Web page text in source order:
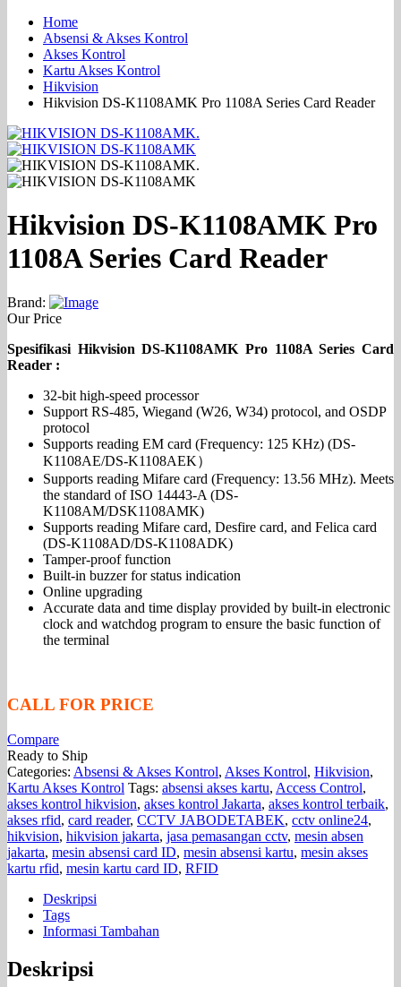
Home
Absensi & Akses Kontrol
Akses Kontrol
Kartu Akses Kontrol
Hikvision
Hikvision DS-K1108AMK Pro 1108A Series Card Reader
Hikvision DS-K1108AMK Pro
1108A Series Card Reader
Brand:
Our Price
Spesifikasi Hikvision DS-K1108AMK Pro 1108A Series Card
Reader :
32-bit high-speed processor
Support RS-485, Wiegand (W26, W34) protocol, and OSDP
protocol
Supports reading EM card (Frequency: 125 KHz) (DS-
K1108AE/DS-K1108AEK）
Supports reading Mifare card (Frequency: 13.56 MHz). Meets
the standard of ISO 14443-A (DS-
K1108AM/DSK1108AMK)
Supports reading Mifare card, Desfire card, and Felica card
(DS-K1108AD/DS-K1108ADK)
Tamper-proof function
Built-in buzzer for status indication
Online upgrading
Accurate data and time display provided by built-in electronic
clock and watchdog program to ensure the basic function of
the terminal
CALL FOR PRICE
Compare
Ready to Ship
Categories: Absensi & Akses Kontrol, Akses Kontrol, Hikvision,
Kartu Akses Kontrol Tags: absensi akses kartu, Access Control,
akses kontrol hikvision, akses kontrol Jakarta, akses kontrol terbaik,
akses rfid, card reader, CCTV JABODETABEK, cctv online24,
hikvision, hikvision jakarta, jasa pemasangan cctv, mesin absen
jakarta, mesin absensi card ID, mesin absensi kartu, mesin akses
kartu rfid, mesin kartu card ID, RFID
Deskripsi
Tags
Informasi Tambahan
Deskripsi